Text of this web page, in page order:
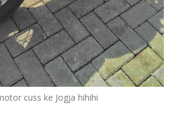
cuss ke Jogja hihihi